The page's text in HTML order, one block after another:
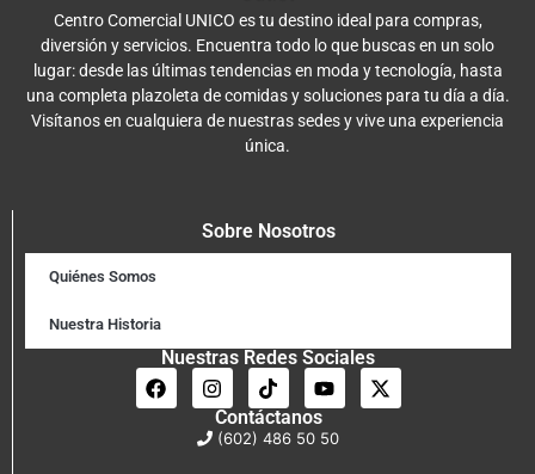
Centro Comercial UNICO es tu destino ideal para compras,
diversión y servicios. Encuentra todo lo que buscas en un solo
lugar: desde las últimas tendencias en moda y tecnología, hasta
una completa plazoleta de comidas y soluciones para tu día a día.
Visítanos en cualquiera de nuestras sedes y vive una experiencia
única.
Sobre Nosotros
Quiénes Somos
Nuestra Historia
Nuestras Redes Sociales
Contáctanos
(602) 486 50 50